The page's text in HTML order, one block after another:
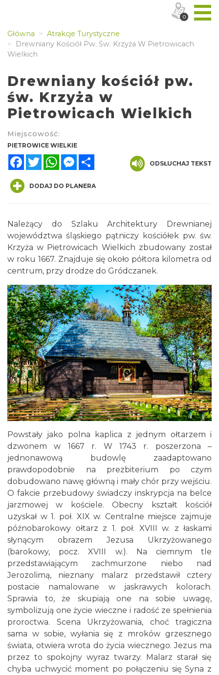
Główna
Atrakcje Turystyczne
Drewniany Kościół Pw. Św. Krzyża W Pietrowicach
Wielkich
Drewniany kościół pw.
św. Krzyża w
Pietrowicach Wielkich
Miejscowość:
PIETROWICE WIELKIE
FacebookTwitterWhatsAppMessenger
ODSŁUCHAJ TEKST
DODAJ DO PLANERA
Należący do Szlaku Architektury Drewnianej
województwa śląskiego pątniczy kościółek pw. św.
Krzyża w Pietrowicach Wielkich zbudowany został
w roku 1667. Znajduje się około półtora kilometra od
centrum, przy drodze do Gródczanek.
Powstały jako polna kaplica z jednym ołtarzem i
dzwonem w 1667 r. W 1743 r. poszerzona –
jednonawową budowlę zaadaptowano
prawdopodobnie na prezbiterium po czym
dobudowano nawę główną i mały chór przy wejściu.
O fakcie przebudowy świadczy inskrypcja na belce
jarzmowej w kościele. Obecny kształt kościół
uzyskał w 1. poł. XIX w. Centralne miejsce zajmuje
późnobarokowy ołtarz z 1. poł. XVIII w. z łaskami
słynącym obrazem Jezusa Ukrzyżowanego
(barokowy, pocz. XVIII w.). Na ciemnym tle
przedstawiającym zachmurzone niebo nad
Jerozolimą, nieznany malarz przedstawił cztery
postacie namalowane w jaskrawych kolorach.
Sprawia to, że skupiają one na sobie uwagę,
symbolizują one życie wieczne i radość ze spełnienia
proroctwa. Scena Ukrzyżowania, choć tragiczna
sama w sobie, wyłania się z mroków grzesznego
świata, otwiera wrota do życia wiecznego. Jezus ma
przez to spokojny wyraz twarzy. Malarz starał się
chyba uchwycić moment po połączeniu się Syna z
0